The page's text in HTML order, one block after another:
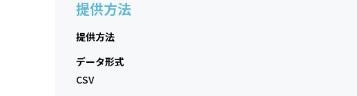
提供方法
提供方法
データ形式
CSV